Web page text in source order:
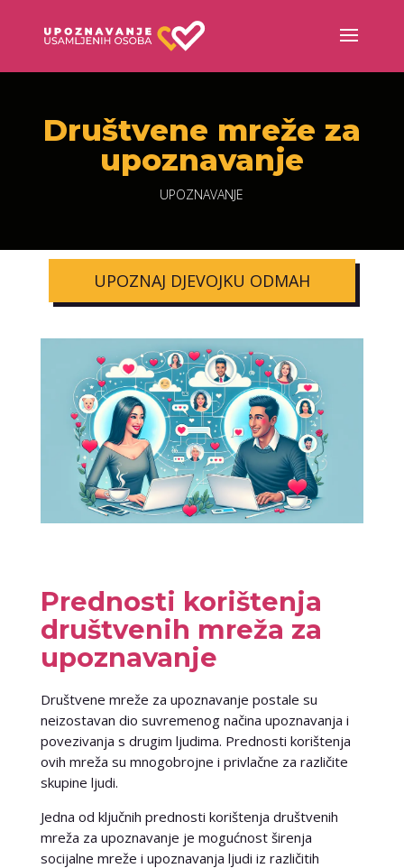
Društvene mreže za
upoznavanje
UPOZNAVANJE
UPOZNAJ DJEVOJKU ODMAH
Prednosti korištenja
društvenih mreža za
upoznavanje
Društvene mreže za upoznavanje postale su
neizostavan dio suvremenog načina upoznavanja i
povezivanja s drugim ljudima. Prednosti korištenja
ovih mreža su mnogobrojne i privlačne za različite
skupine ljudi.
Jedna od ključnih prednosti korištenja društvenih
mreža za upoznavanje je mogućnost širenja
socijalne mreže i upoznavanja ljudi iz različitih